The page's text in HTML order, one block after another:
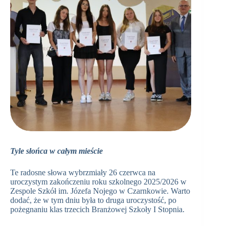
Tyle słońca w całym mieście
Te radosne słowa wybrzmiały 26 czerwca na
uroczystym zakończeniu roku szkolnego 2025/2026 w
Zespole Szkół im. Józefa Nojego w Czarnkowie. Warto
dodać, że w tym dniu była to druga uroczystość, po
pożegnaniu klas trzecich Branżowej Szkoły I Stopnia.